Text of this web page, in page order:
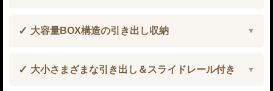
大容量BOX構造の引き出し収納
大小さまざまな引き出し＆スライドレール付き